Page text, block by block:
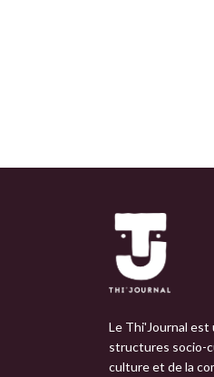
Le Thi'Journal est
structures socio-
culture et de la